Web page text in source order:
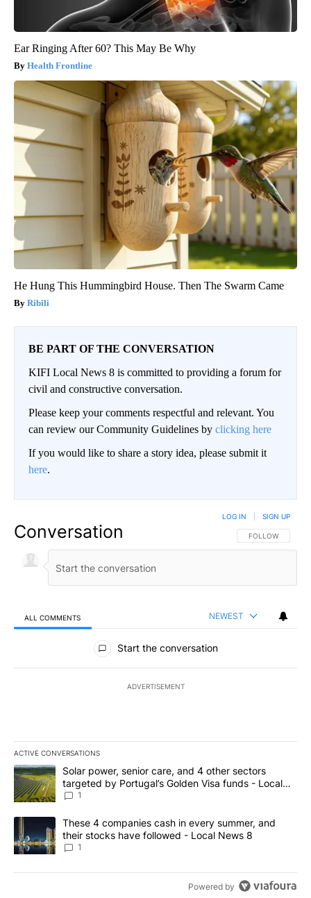
Ear Ringing After 60? This May Be Why
Health Frontline
He Hung This Hummingbird House. Then The Swarm Came
Ribili
BE PART OF THE CONVERSATION
KIFI Local News 8 is committed to providing a forum for
civil and constructive conversation.
Please keep your comments respectful and relevant. You
can review our Community Guidelines by clicking here
If you would like to share a story idea, please submit it
here.
Conversation FOLLOW THIS
FOLLOW
LOG IN SIGN UP
ALL COMMENTS NEWEST
All Comments
Start the conversation
ADVERTISEMENT
ACTIVE CONVERSATIONS
The following is a list of the most commented articles in the last
A trending article titled "Solar power, senior care, and 4 other
Solar power, senior care, and 4 other sectors
targeted by Portugal’s Golden Visa funds - Local
News 8
1
A trending article titled "These 4 companies cash in every
These 4 companies cash in every summer, and
their stocks have followed - Local News 8
1
Powered by